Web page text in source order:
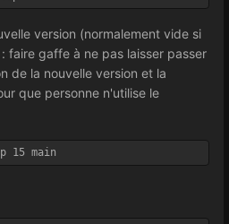
version (normalement vide si
faire gaffe à ne pas laisser passer
de la nouvelle version et la
que personne n'utilise le